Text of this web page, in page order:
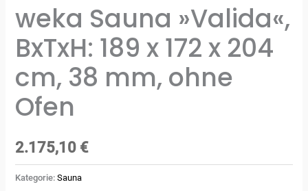
weka Sauna »Valida«,
BxTxH: 189 x 172 x 204
cm, 38 mm, ohne
Ofen
2.175,10 €
Kategorie:Sauna